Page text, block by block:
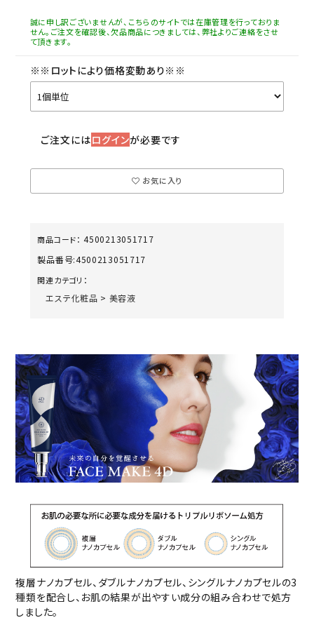
誠に申し訳ございませんが、こちらのサイトでは在庫管理を行っておりま
せん。ご注文を確認後、欠品商品につきましては、弊社よりご連絡をさせ
て頂きます。
※※ロットにより価格変動あり※※
ご注文にはログインが必要です
お気に入り
商品コード： 4500213051717
製品番号:4500213051717
関連カテゴリ：
エステ化粧品 > 美容液
複層ナノカプセル、ダブルナノカプセル、シングルナノカプセルの3
種類を配合し、お肌の結果が出やすい成分の組み合わせで処方
しました。